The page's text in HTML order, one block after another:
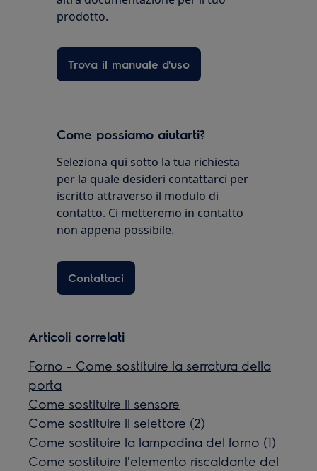
prodotto.
Trova il manuale d'uso
Come possiamo aiutarti?
Seleziona qui sotto la tua richiesta
per la quale desideri contattarci per
iscritto attraverso il modulo di
contatto. Ci metteremo in contatto
non appena possibile.
Contattaci
Articoli correlati
Forno - Come sostituire la serratura della
porta
Come sostituire il sensore
Come sostituire il selettore (2)
Come sostituire la lampadina del forno (1)
Come sostituire l'elemento riscaldante del